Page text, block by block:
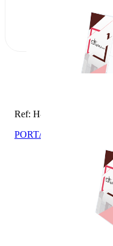
Ref: H-410
PORTAGRAFICA